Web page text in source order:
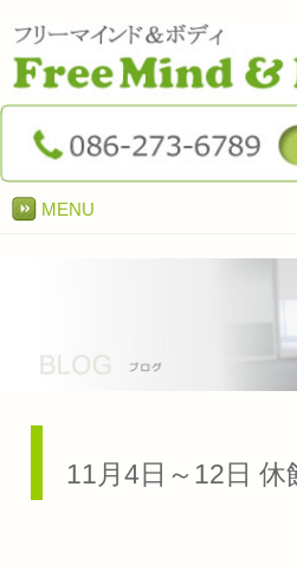
MENU
11月4日～12日 休